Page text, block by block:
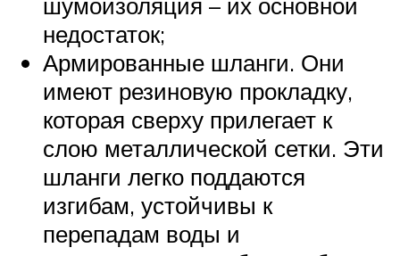
недостаток;
Армированные шланги. Они
имеют резиновую прокладку,
которая сверху прилегает к
слою металлической сетки. Эти
шланги легко поддаются
изгибам, устойчивы к
перепадам воды и